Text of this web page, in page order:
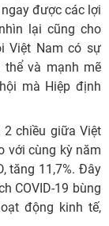
được các lợi
lại cũng cho
Việt Nam có sự
và mạnh mẽ
mà Hiệp định
2 chiều giữa Việt
với cùng kỳ năm
tăng 11,7%. Đây
COVID-19 bùng
động kinh tế,